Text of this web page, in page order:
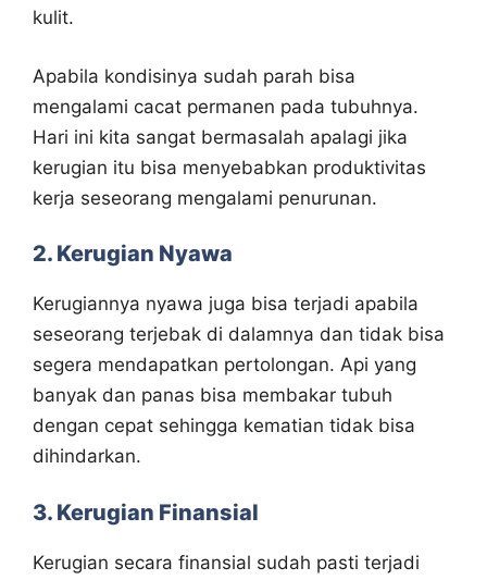
kulit.
Apabila kondisinya sudah parah bisa
mengalami cacat permanen pada tubuhnya.
Hari ini kita sangat bermasalah apalagi jika
kerugian itu bisa menyebabkan produktivitas
kerja seseorang mengalami penurunan.
2. Kerugian Nyawa
Kerugiannya nyawa juga bisa terjadi apabila
seseorang terjebak di dalamnya dan tidak bisa
segera mendapatkan pertolongan. Api yang
banyak dan panas bisa membakar tubuh
dengan cepat sehingga kematian tidak bisa
dihindarkan.
3. Kerugian Finansial
Kerugian secara finansial sudah pasti terjadi